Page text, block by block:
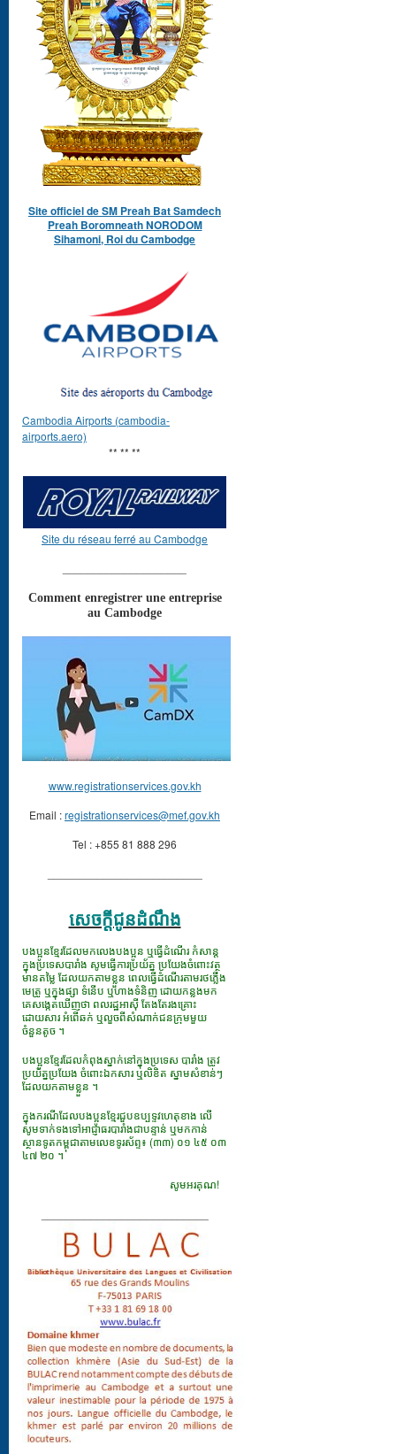
Site officiel de SM Preah Bat Samdech
Preah Boromneath NORODOM
Sihamoni, Roi du Cambodge
Cambodia Airports (cambodia-
airports.aero)
** ** **
Site du réseau ferré au Cambodge
Comment enregistrer une entreprise
au Cambodge
www.registrationservices.gov.kh
Email :registrationservices@mef.gov.kh
Tel : +855 81 888 296
សេចក្ដីជូនដំណឹង
បងប្អូនខ្មែរដែលមកលេងបងប្អូន ឬធ្វើដំណើរ កំសាន្ត
ក្នុងប្រទេសបារាំង សូមធ្វើការប្រយ័ត្ន ប្រយែងចំពោះវត្ថុ
មានតម្លៃ ដែលយកតាមខ្លួន ពេលធ្វើដំណើរតាមរថភ្លើង
មេត្រូ ឬក្នុងផ្សា ទំនើប ឬហាងទំនិញ ដោយកន្លងមក
គេសង្កេតឃើញថា ពលរដ្ឋអាស៊ី តែងតែរងគ្រោះ
ដោយសារ អំពើឆក់ ឬលួចពីសំណាក់ជនក្រុមមួយ
ចំនួនតូច ។
បងប្អូនខ្មែរដែលកំពុងស្នាក់នៅក្នុងប្រទេស បារាំង ត្រូវ
ប្រយ័ត្នប្រយែង ចំពោះឯកសារ​ ឬលិខិត ស្នាមសំខាន់ៗ
ដែលយកតាមខ្លួន ។
ក្នុងករណីដែលបងប្អូនខ្មែរជួបឧប្បទ្ទវហេតុខាង លើ
សូមទាក់ទងទៅអាជ្ញាធរបារាំងជាបន្ទាន់ ឬមកកាន់
ស្ថានទូតកម្ពុជាតាមលេខទូរស័ព្ទ៖ (៣៣) ០១ ៤៥ ០៣
៤៧ ២០ ។
សូមអរគុណ!